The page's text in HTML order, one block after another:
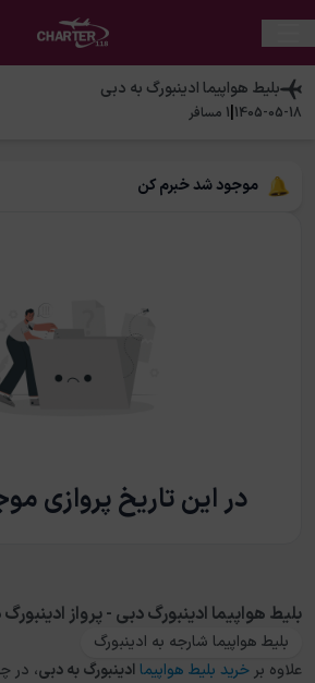
بلیط هواپیماادینبورگ به دبی
1405-05-18
|
1 مسافر
موجود شد خبرم کن
در این تاریخ پروازی
بلیط هواپیما ادینبورگ دبی - پرواز
بلیط هواپیما شارجه به ادینبورگ
علاوه بر خرید بلیط هواپیما ادینبورگبهدبی